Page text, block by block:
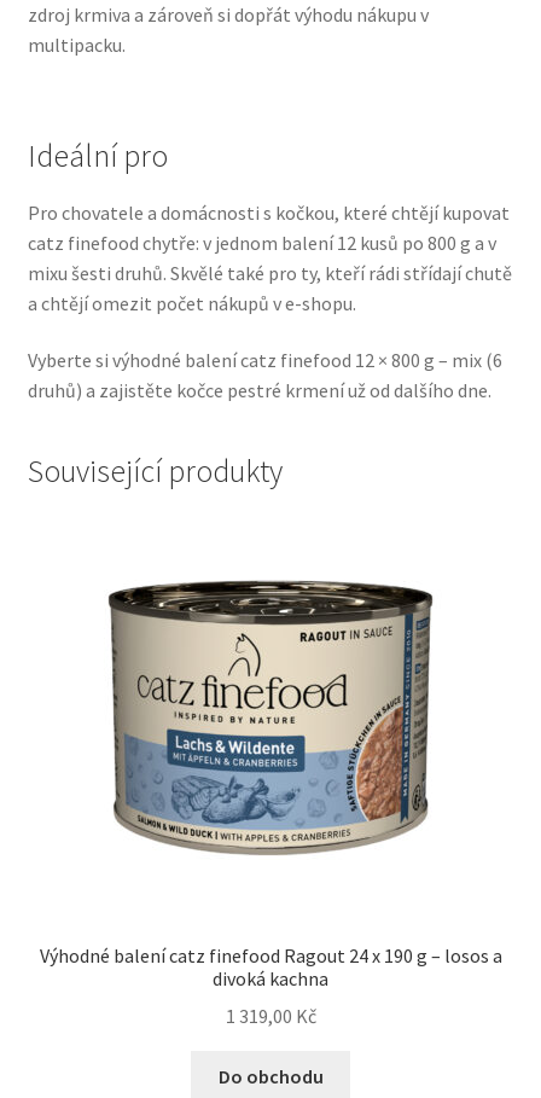
Royal Canin pro psy
Vodítka a obojky
Wolf of Wilderness
zdroj krmiva a zároveň si dopřát výhodu nákupu v
multipacku.
Ideální pro
Pro chovatele a domácnosti s kočkou, které chtějí kupovat
catz finefood chytře: v jednom balení 12 kusů po 800 g a v
mixu šesti druhů. Skvělé také pro ty, kteří rádi střídají chutě
a chtějí omezit počet nákupů v e-shopu.
Vyberte si výhodné balení catz finefood 12 × 800 g – mix (6
druhů) a zajistěte kočce pestré krmení už od dalšího dne.
Související produkty
Výhodné balení catz finefood Ragout 24 x 190 g – losos a
divoká kachna
1 319,00 Kč
Do obchodu